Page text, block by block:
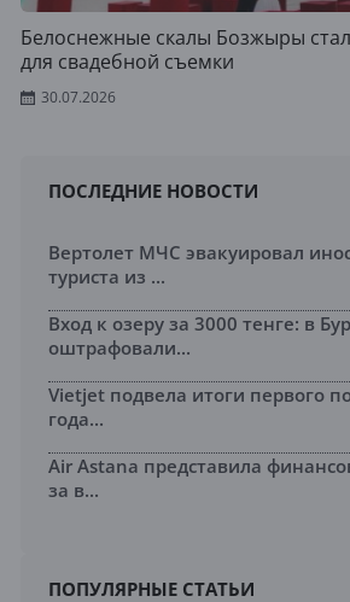
Белоснежные скалы Бозжыры
для свадебной съемки
30.07.2026
ПОСЛЕДНИЕ НОВОСТИ
Вертолет МЧС эвакуировал
туриста из ...
Вход к озеру за 3000 тенге: в
оштрафовали...
Vietjet подвела итоги первого
года...
Air Astana представила
за в...
ПОПУЛЯРНЫЕ СТАТЬИ